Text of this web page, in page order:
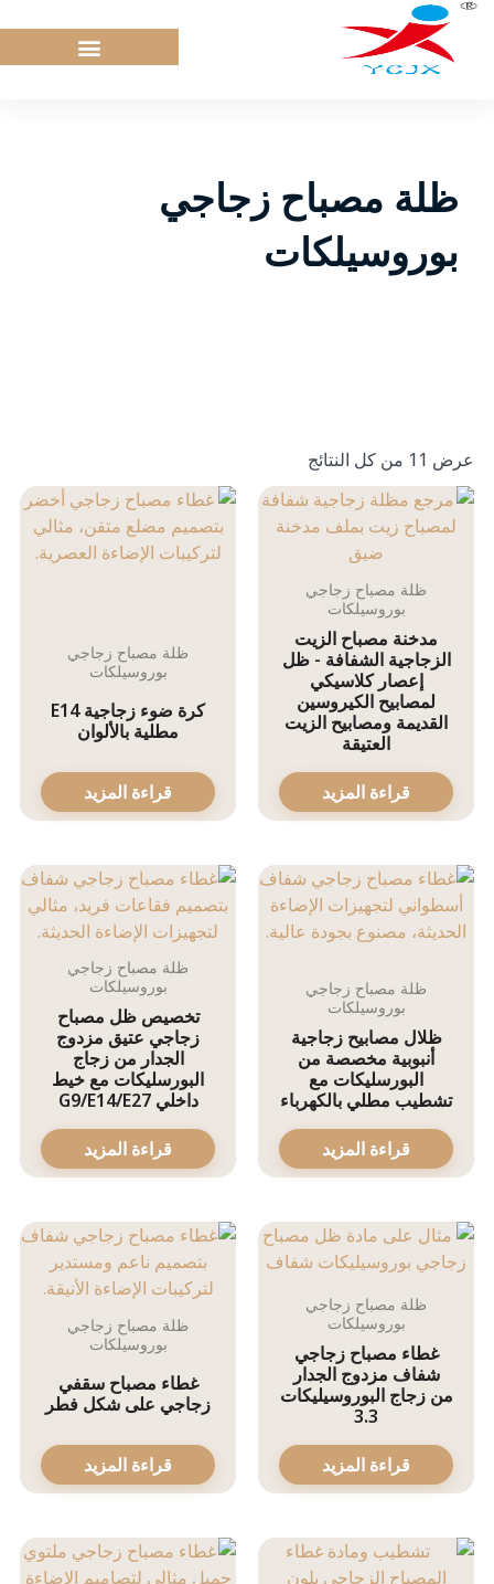
تخطي
المحتوى
ظلة مصباح زجاجي
بوروسيلكات
عرض ⁦11⁩ من كل النتائج
ظلة مصباح زجاجي
بوروسيلكات
مدخنة مصباح الزيت
الزجاجية الشفافة - ظل
إعصار كلاسيكي
لمصابيح الكيروسين
القديمة ومصابيح الزيت
العتيقة
قراءة المزيد
ظلة مصباح زجاجي
بوروسيلكات
كرة ضوء زجاجية E14
مطلية بالألوان
قراءة المزيد
ظلة مصباح زجاجي
بوروسيلكات
ظلال مصابيح زجاجية
أنبوبية مخصصة من
البورسليكات مع
تشطيب مطلي بالكهرباء
قراءة المزيد
ظلة مصباح زجاجي
بوروسيلكات
تخصيص ظل مصباح
زجاجي عتيق مزدوج
الجدار من زجاج
البورسليكات مع خيط
داخلي G9/E14/E27
قراءة المزيد
ظلة مصباح زجاجي
بوروسيلكات
غطاء مصباح زجاجي
شفاف مزدوج الجدار
من زجاج البوروسيليكات
3.3
قراءة المزيد
ظلة مصباح زجاجي
بوروسيلكات
غطاء مصباح سقفي
زجاجي على شكل فطر
قراءة المزيد